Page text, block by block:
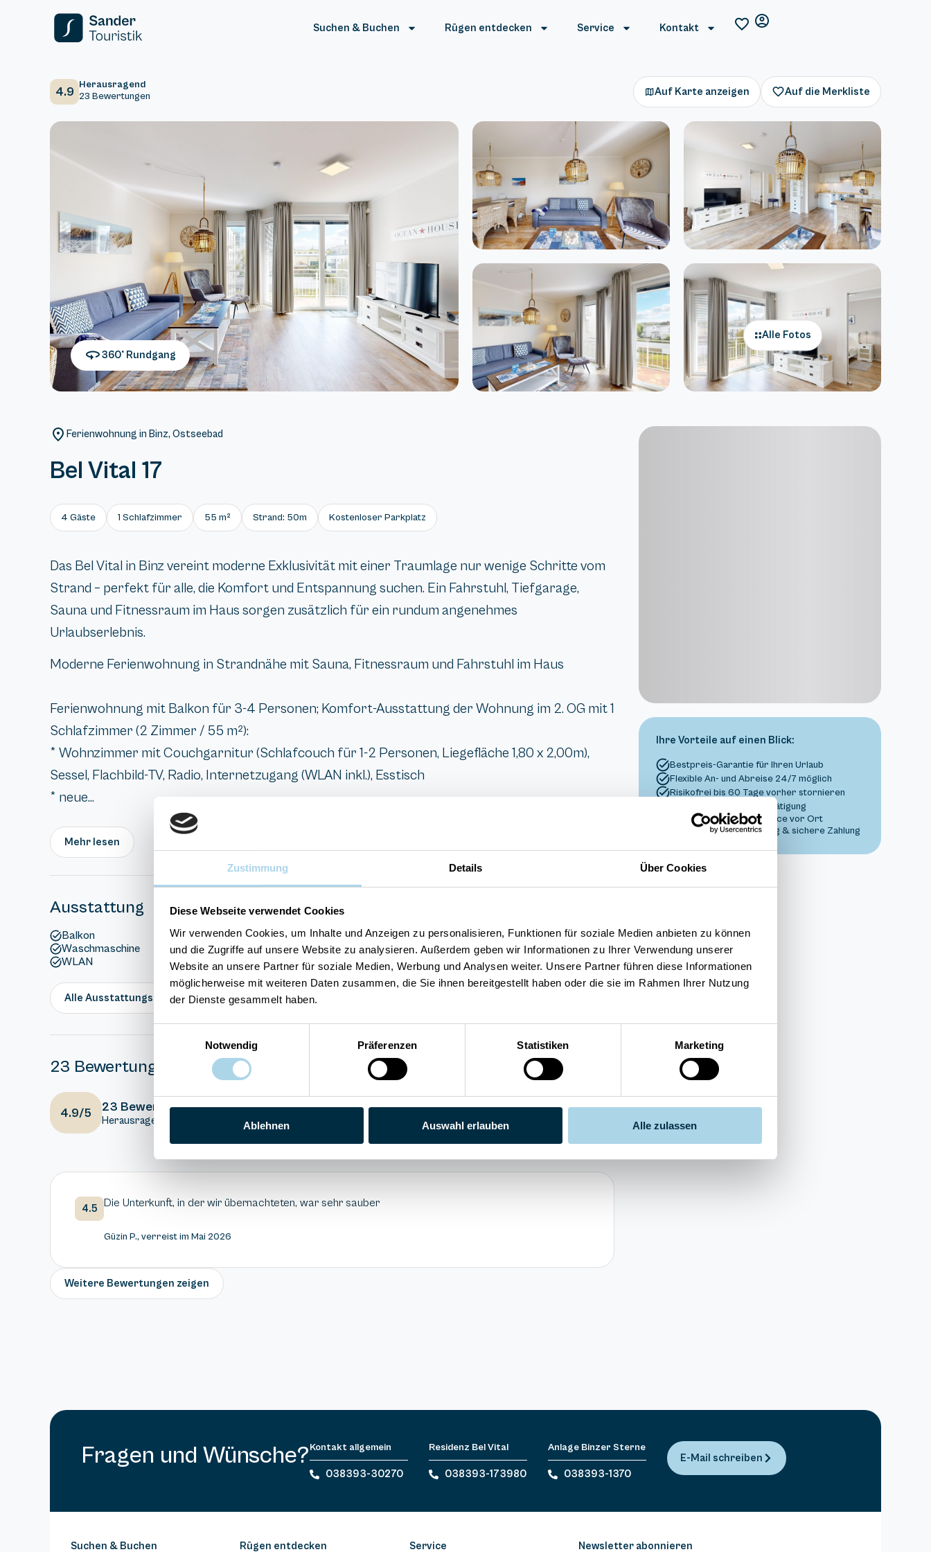
Zustimmung Details Über Cookies
Diese Webseite verwendet Cookies
Wir verwenden Cookies, um Inhalte und Anzeigen zu personalisieren, Funktionen für soziale Medien anbieten zu können
und die Zugriffe auf unsere Website zu analysieren. Außerdem geben wir Informationen zu Ihrer Verwendung unserer
Website an unsere Partner für soziale Medien, Werbung und Analysen weiter. Unsere Partner führen diese Informationen
möglicherweise mit weiteren Daten zusammen, die Sie ihnen bereitgestellt haben oder die sie im Rahmen Ihrer Nutzung
der Dienste gesammelt haben.
Notwendig
Präferenzen Statistiken Marketing
Ablehnen Auswahl erlauben Alle zulassen
Suchen & Buchen Rügen entdecken Service Kontakt
4.9 Herausragend
23 Bewertungen
Auf Karte anzeigen Auf die Merkliste
360° Rundgang
Alle Fotos
Ferienwohnung in Binz, Ostseebad
Bel Vital 17
4 Gäste 1 Schlafzimmer 55 m² Strand: 50m Kostenloser Parkplatz
Das Bel Vital in Binz vereint moderne Exklusivität mit einer Traumlage nur wenige Schritte vom
Strand – perfekt für alle, die Komfort und Entspannung suchen. Ein Fahrstuhl, Tiefgarage,
Sauna und Fitnessraum im Haus sorgen zusätzlich für ein rundum angenehmes
Urlaubserlebnis.
Moderne Ferienwohnung in Strandnähe mit Sauna, Fitnessraum und Fahrstuhl im Haus
Ferienwohnung mit Balkon für 3-4 Personen; Komfort-Ausstattung der Wohnung im 2. OG mit 1
Schlafzimmer (2 Zimmer / 55 m²):
* Wohnzimmer mit Couchgarnitur (Schlafcouch für 1-2 Personen, Liegefläche 1,80 x 2,00m),
Sessel, Flachbild-TV, Radio, Internetzugang (WLAN inkl.), Esstisch
* neue...
Mehr lesen
Ausstattung
Balkon
Sauna
Waschmaschine
Spülmaschine
WLAN
Alle Ausstattungsmerkmale anzeigen
23 Bewertungen
4.9/5 23 Bewertungen
Herausragend
5 Ausstattung 4.3 Preis/Leistung
Gesamteindruck 5 Weiterempfehlung
4.5 Die Unterkunft, in der wir übernachteten, war sehr sauber
Güzin P., verreist im Mai 2026
Weitere Bewertungen zeigen
Ihre Vorteile auf einen Blick:
Bestpreis-Garantie für Ihren Urlaub
Flexible An- und Abreise 24/7 möglich
Risikofrei bis 60 Tage vorher stornieren
Sofortige Buchungsbestätigung
Persönlicher Gästeservice vor Ort
Transparente Abwicklung & sichere Zahlung
Fragen und Wünsche?Kontakt allgemein
038393-30270
Residenz Bel Vital
038393-173980
Anlage Binzer Sterne
038393-1370
E-Mail schreiben
Suchen & Buchen Rügen entdecken Service Newsletter abonnieren